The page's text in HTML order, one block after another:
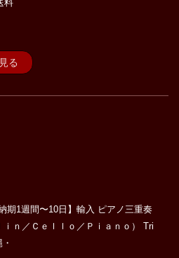
料
る
期1週間〜10日】輸入 ピアノ三重奏
ｎ／Ｃｅｌｌｏ／Ｐｉａｎｏ） Tri